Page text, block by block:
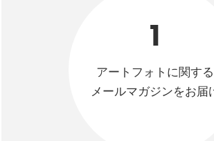
1
アートフォトに関する
メールマガジンをお届